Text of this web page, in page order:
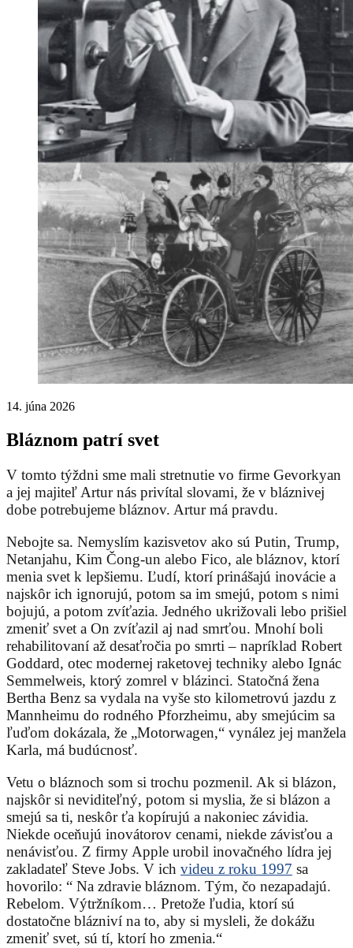
14. júna 2026
Bláznom patrí svet
V tomto týždni sme mali stretnutie vo firme Gevorkyan
a jej majiteľ Artur nás privítal slovami, že v bláznivej
dobe potrebujeme bláznov. Artur má pravdu.
Nebojte sa. Nemyslím kazisvetov ako sú Putin, Trump,
Netanjahu, Kim Čong-un alebo Fico, ale bláznov, ktorí
menia svet k lepšiemu. Ľudí, ktorí prinášajú inovácie a
najskôr ich ignorujú, potom sa im smejú, potom s nimi
bojujú, a potom zvíťazia. Jedného ukrižovali lebo prišiel
zmeniť svet a On zvíťazil aj nad smrťou. Mnohí boli
rehabilitovaní až desaťročia po smrti – napríklad Robert
Goddard, otec modernej raketovej techniky alebo Ignác
Semmelweis, ktorý zomrel v blázinci. Statočná žena
Bertha Benz sa vydala na vyše sto kilometrovú jazdu z
Mannheimu do rodného Pforzheimu, aby smejúcim sa
ľuďom dokázala, že „Motorwagen,“ vynález jej manžela
Karla, má budúcnosť.
Vetu o bláznoch som si trochu pozmenil. Ak si blázon,
najskôr si neviditeľný, potom si myslia, že si blázon a
smejú sa ti, neskôr ťa kopírujú a nakoniec závidia.
Niekde oceňujú inovátorov cenami, niekde závisťou a
nenávisťou. Z firmy Apple urobil inovačného lídra jej
zakladateľ Steve Jobs. V ich videu z roku 1997 sa
hovorilo: “ Na zdravie bláznom. Tým, čo nezapadajú.
Rebelom. Výtržníkom… Pretože ľudia, ktorí sú
dostatočne blázniví na to, aby si mysleli, že dokážu
zmeniť svet, sú tí, ktorí ho zmenia.“